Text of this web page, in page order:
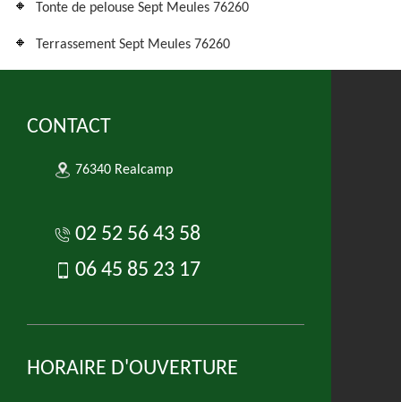
Tonte de pelouse Sept Meules 76260
Terrassement Sept Meules 76260
CONTACT
76340 Realcamp
02 52 56 43 58
06 45 85 23 17
HORAIRE D'OUVERTURE